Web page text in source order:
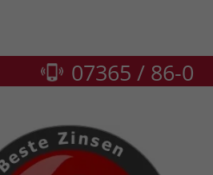
07365 / 86-0